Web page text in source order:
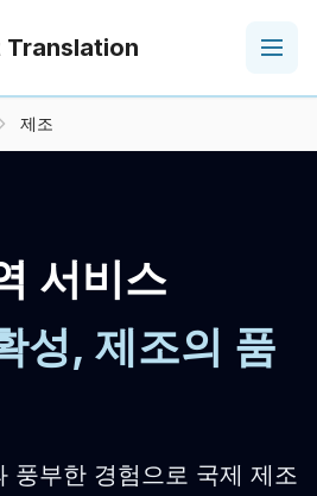
Translation
제조
서비스
성, 제조의 품
풍부한 경험으로 국제 제조